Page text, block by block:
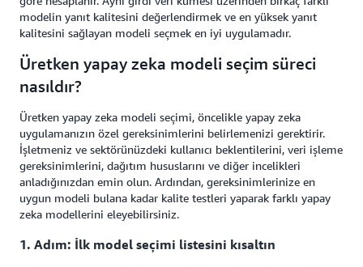
modelin yanıt kalitesini değerlendirmek ve en yüksek yanıt
kalitesini sağlayan modeli seçmek en iyi uygulamadır.
Üretken yapay zeka modeli seçim süreci
nasıldır?
Üretken yapay zeka modeli seçimi, öncelikle yapay zeka
uygulamanızın özel gereksinimlerini belirlemenizi gerektirir.
İşletmeniz ve sektörünüzdeki kullanıcı beklentilerini, veri işleme
gereksinimlerini, dağıtım hususlarını ve diğer incelikleri
anladığınızdan emin olun. Ardından, gereksinimlerinize en
uygun modeli bulana kadar kalite testleri yaparak farklı yapay
zeka modellerini eleyebilirsiniz.
1. Adım: İlk model seçimi listesini kısaltın